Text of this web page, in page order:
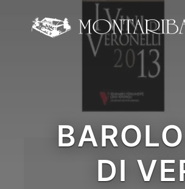
DI
Home
L’azienda
cantina